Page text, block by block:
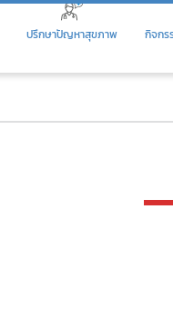
ปรึกษาปัญหาสุขภาพ กิจกร